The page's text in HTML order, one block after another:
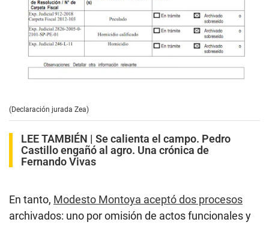
(Declaración jurada Zea)
LEE TAMBIÉN | Se calienta el campo. Pedro
Castillo engañó al agro. Una crónica de
Fernando Vivas
En tanto, Modesto Montoya aceptó dos procesos
archivados: uno por omisión de actos funcionales y